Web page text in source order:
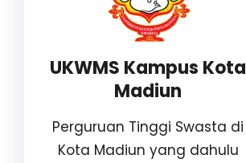
UKWMS Kampus Kota
Madiun
Perguruan Tinggi Swasta di
Kota Madiun yang dahulu